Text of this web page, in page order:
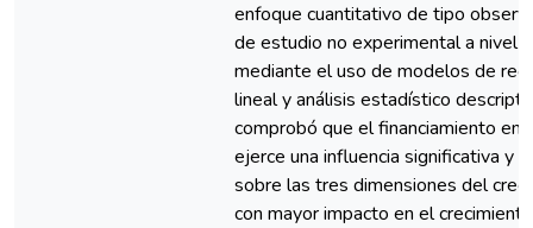
enfoque cuantitativo de tipo
de estudio no experimental a nivel
mediante el uso de modelos de
lineal y análisis estadístico
comprobó que el financiamiento
ejerce una influencia significativa y
sobre las tres dimensiones del
con mayor impacto en el crecimiento